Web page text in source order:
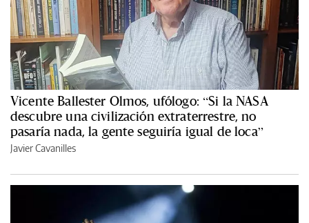
Vicente Ballester Olmos, ufólogo: “Si la NASA
descubre una civilización extraterrestre, no
pasaría nada, la gente seguiría igual de loca”
Javier Cavanilles